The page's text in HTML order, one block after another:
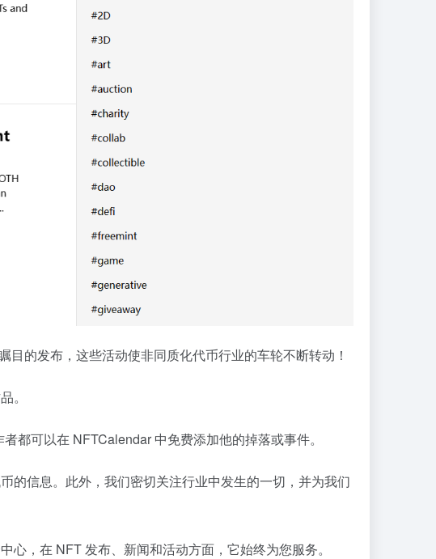
的发布，这些活动使非同质化代币行业的车轮不断转动！
。
都可以在 NFTCalendar 中免费添加他的掉落或事件。
的信息。此外，我们密切关注行业中发生的一切，并为我们
，在 NFT 发布、新闻和活动方面，它始终为您服务。